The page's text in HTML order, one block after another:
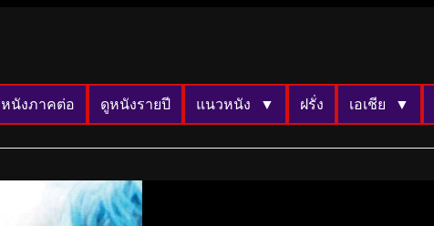
หนังภาคต่อ ดูหนังรายปี แนวหนัง ฝรั่ง เอเชีย